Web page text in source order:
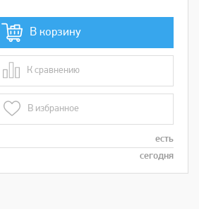
В корзину
К сравнению
В сравнении
В избранное
есть
сегодня